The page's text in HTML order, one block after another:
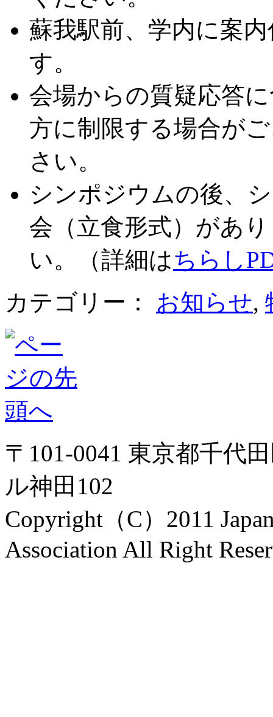
蘇我駅前、学内に案
す。
会場からの質疑応答
方に制限する場合が
さい。
シンポジウムの後、
会（立食形式）があ
い。（詳細はちらし
カテゴリー： お知らせ,
〒101-0041 東京都千代
ル神田102
Copyright（C）2011
Association All Right